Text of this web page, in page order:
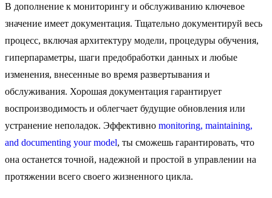
В дополнение к мониторингу и обслуживанию ключевое
значение имеет документация. Тщательно документируй весь
процесс, включая архитектуру модели, процедуры обучения,
гиперпараметры, шаги предобработки данных и любые
изменения, внесенные во время развертывания и
обслуживания. Хорошая документация гарантирует
воспроизводимость и облегчает будущие обновления или
устранение неполадок. Эффективно monitoring, maintaining,
and documenting your model, ты сможешь гарантировать, что
она останется точной, надежной и простой в управлении на
протяжении всего своего жизненного цикла.